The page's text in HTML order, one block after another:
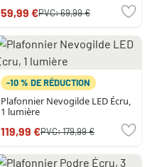
59,99 €PVC:69,99 €
-10 % DE RÉDUCTION
Plafonnier Nevogilde LED Écru,
1 lumière
119,99 €PVC:179,99 €